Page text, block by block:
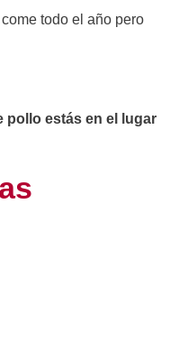
todo el año pero
pollo estás en el lugar